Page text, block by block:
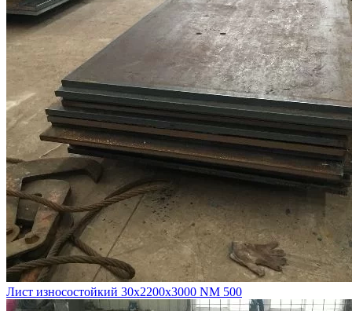
Лист износостойкий 30х2200х3000 NM 500